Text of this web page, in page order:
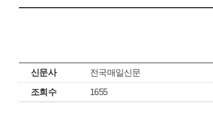
신문사 전국매일신문
조회수
1655